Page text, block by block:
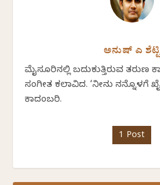
ಅನುಷ್ ಎ ಶೆಟ್ಟಿ
ಮೈಸೂರಿನಲ್ಲಿ ಬದುಕುತ್ತಿರುವ ತರುಣ
ಸಂಗೀತ ಕಲಾವಿದ. ‘ನೀನು ನನ್ನೊಳಗೆ
ಕಾದಂಬರಿ.
1 Post